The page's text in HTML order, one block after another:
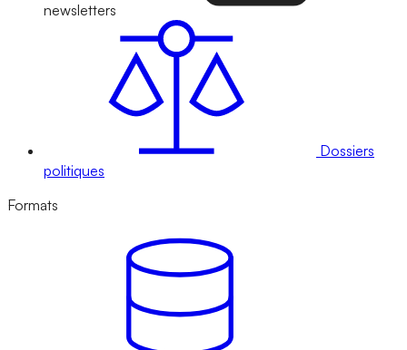
newsletters
Dossiers
politiques
Formats